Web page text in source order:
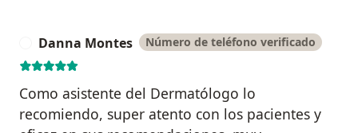
Danna Montes Número de teléfono verificado
Como asistente del Dermatólogo lo
recomiendo, super atento con los pacientes y